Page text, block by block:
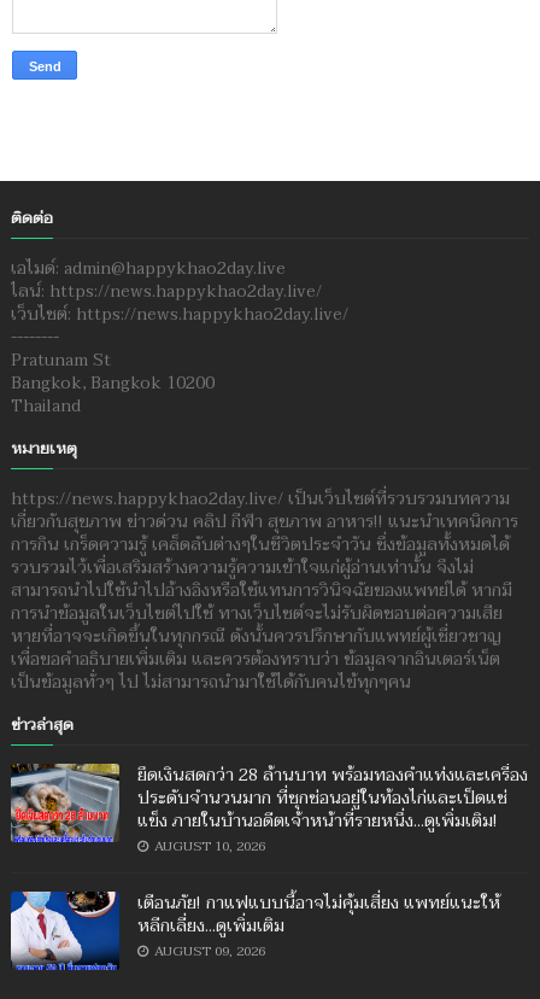
ติดต่อ
เอไมด์: admin@happykhao2day.live
ไลน์: https://news.happykhao2day.live/
เว็บไซต์: https://news.happykhao2day.live/
--------
Pratunam St
Bangkok, Bangkok 10200
Thailand
หมายเหตุ
https://news.happykhao2day.live/ เป็นเว็บไซต์ที่รวบรวมบทความ
เกี่ยวกับสุขภาพ ข่าวด่วน คลิป กีฬา สุขภาพ อาหาร!! แนะนำเทคนิคการ
การกิน เกร็ดความรู้ เคล็ดลับต่างๆในชีวิตประจำวัน ซึ่งข้อมูลทั้งหมดได้
รวบรวมไว้เพื่อเสริมสร้างความรู้ความเข้าใจแก่ผู้อ่านเท่านั้น จึงไม่
สามารถนำไปใช้นำไปอ้างอิงหรือใช้แทนการวินิจฉัยของแพทย์ได้ หากมี
การนำข้อมูลในเว็บไซต์ไปใช้ ทางเว็บไซต์จะไม่รับผิดชอบต่อความเสีย
หายที่อาจจะเกิดขึ้นในทุกกรณี ดังนั้นควรปรึกษากับแพทย์ผู้เชี่ยวชาญ
เพื่อขอคำอธิบายเพิ่มเติม และควรต้องทราบว่า ข้อมูลจากอินเตอร์เน็ต
เป็นข้อมูลทั่วๆ ไป ไม่สามารถนำมาใช้ได้กับคนไข้ทุกๆคน
ข่าวล่าสุด
ยึดเงินสดกว่า 28 ล้านบาท พร้อมทองคำแท่งและเครื่อง
ประดับจำนวนมาก ที่ซุกซ่อนอยู่ในท้องไก่และเป็ดแช่
แข็ง ภายในบ้านอดีตเจ้าหน้าที่รายหนึ่ง...ดูเพิ่มเติม!
AUGUST 10, 2026
เตือนภัย! กาแฟแบบนี้อาจไม่คุ้มเสี่ยง แพทย์แนะให้
หลีกเลี่ยง...ดูเพิ่มเติม
AUGUST 09, 2026